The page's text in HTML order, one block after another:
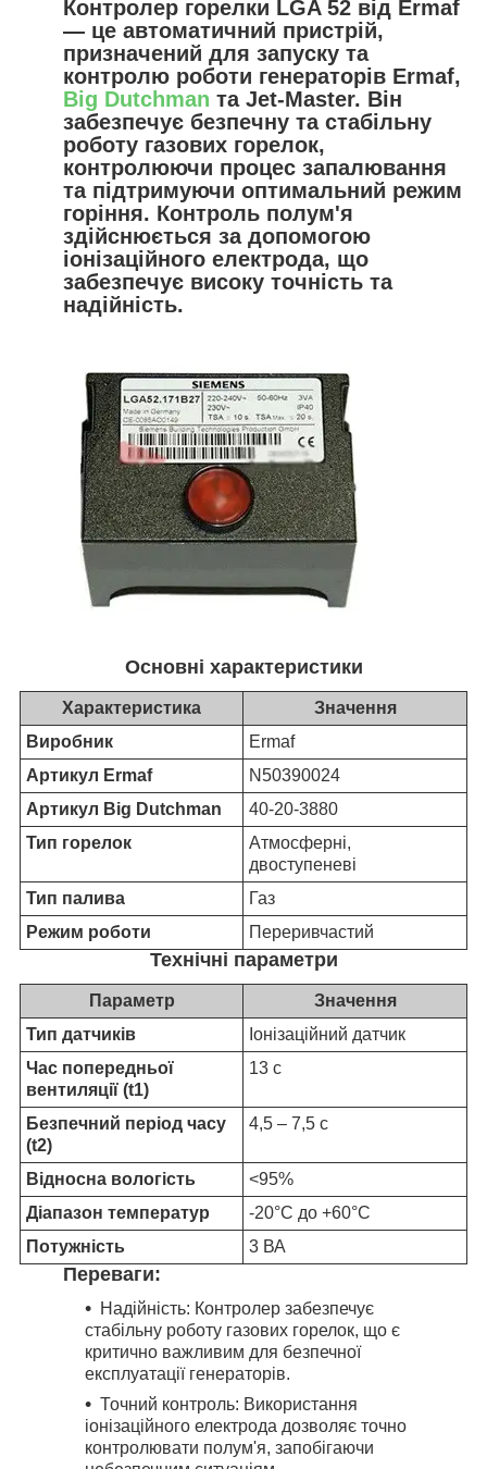
Контролер горелки LGA 52 від Ermaf
— це автоматичний пристрій,
призначений для запуску та
контролю роботи генераторів Ermaf,
Big Dutchman та Jet-Master. Він
забезпечує безпечну та стабільну
роботу газових горелок,
контролюючи процес запалювання
та підтримуючи оптимальний режим
горіння. Контроль полум'я
здійснюється за допомогою
іонізаційного електрода, що
забезпечує високу точність та
надійність.
Основні характеристики
Характеристика
Значення
Виробник
Ermaf
Артикул Ermaf
N50390024
Артикул Big Dutchman
40-20-3880
Тип горелок
Атмосферні,
двоступеневі
Тип палива
Газ
Режим роботи
Переривчастий
Технічні параметри
Параметр
Значення
Тип датчиків
Іонізаційний датчик
Час попередньої
вентиляції (t1)
13 с
Безпечний період часу
(t2)
4,5 – 7,5 с
Відносна вологість
<95%
Діапазон температур
-20°C до +60°C
Потужність
3 ВА
Переваги:
Надійність: Контролер забезпечує
стабільну роботу газових горелок, що є
критично важливим для безпечної
експлуатації генераторів.
Точний контроль: Використання
іонізаційного електрода дозволяє точно
контролювати полум'я, запобігаючи